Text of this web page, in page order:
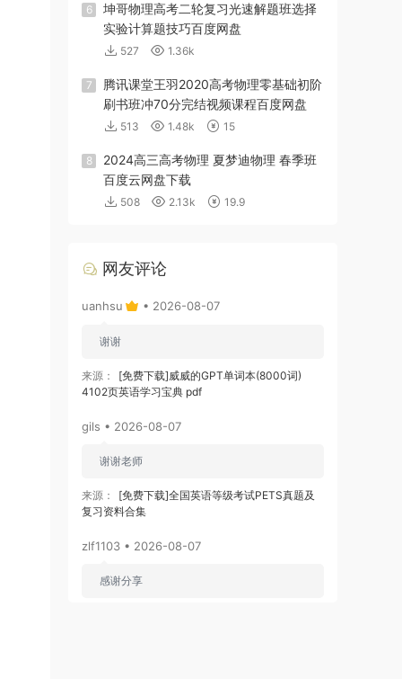
6
坤哥物理高考二轮复习光速解题班选择
实验计算题技巧百度网盘
527 1.36k
7
腾讯课堂王羽2020高考物理零基础初阶
刷书班冲70分完结视频课程百度网盘
513 1.48k 15
8
2024高三高考物理 夏梦迪物理 春季班
百度云网盘下载
508 2.13k 19.9
网友评论
uanhsu • 2026-08-07
谢谢
来源：
[免费下载]威威的GPT单词本(8000词)
4102页英语学习宝典 pdf
gils • 2026-08-07
谢谢老师
来源：
[免费下载]全国英语等级考试PETS真题及
复习资料合集
zlf1103 • 2026-08-07
感谢分享